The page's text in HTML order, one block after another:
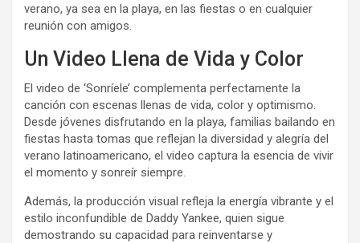
verano, ya sea en la playa, en las fiestas o en cualquier
reunión con amigos.
Un Video Llena de Vida y Color
El video de ‘Sonríele’ complementa perfectamente la
canción con escenas llenas de vida, color y optimismo.
Desde jóvenes disfrutando en la playa, familias bailando en
fiestas hasta tomas que reflejan la diversidad y alegría del
verano latinoamericano, el video captura la esencia de vivir
el momento y sonreír siempre.
Además, la producción visual refleja la energía vibrante y el
estilo inconfundible de Daddy Yankee, quien sigue
demostrando su capacidad para reinventarse y